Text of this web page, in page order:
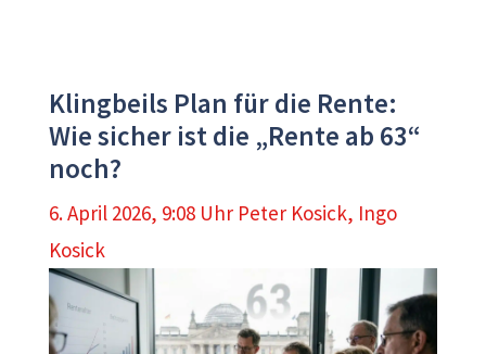
Klingbeils Plan für die Rente:
Wie sicher ist die „Rente ab 63“
noch?
6. April 2026, 9:08 Uhr Peter Kosick, Ingo
Kosick